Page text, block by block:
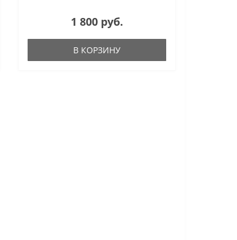
1 800 руб.
В КОРЗИНУ